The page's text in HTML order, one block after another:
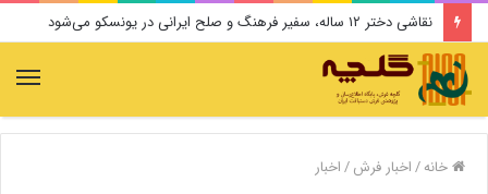
نقاشی دختر ۱۲ ساله، سفیر فرهنگ و صلح ایرانی در یونسکو می‌شود
خانه/اخبار فرش/اخبار